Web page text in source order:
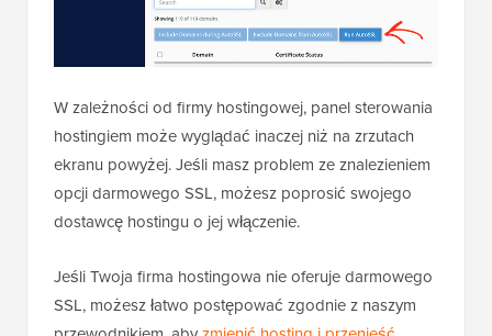
W zależności od firmy hostingowej, panel sterowania
hostingiem może wyglądać inaczej niż na zrzutach
ekranu powyżej. Jeśli masz problem ze znalezieniem
opcji darmowego SSL, możesz poprosić swojego
dostawcę hostingu o jej włączenie.
Jeśli Twoja firma hostingowa nie oferuje darmowego
SSL, możesz łatwo postępować zgodnie z naszym